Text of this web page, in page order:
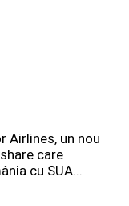
Airlines, un nou
care
cu SUA...